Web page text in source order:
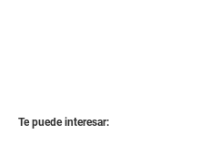
Te puede interesar: